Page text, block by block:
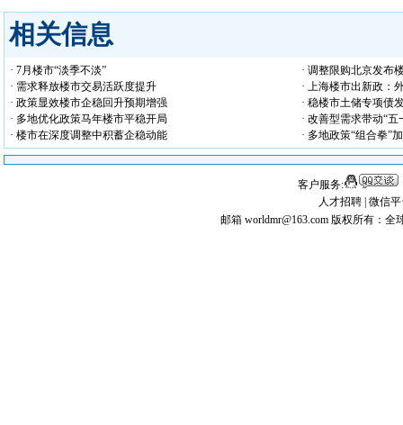
相关信息
· 7月楼市“淡季不淡”
· 调整限购北京发布
· 需求释放楼市交易活跃度提升
· 上海楼市出新政：
· 政策显效楼市企稳回升预期增强
· 稳楼市土储专项债
· 多地优化政策马年楼市平稳开局
· 改善型需求带动“
· 楼市在深度调整中积蓄企稳动能
· 多地政策“组合拳”
客户服务:
人才招聘 微信
邮箱 worldmr@163.com 版权所有：全